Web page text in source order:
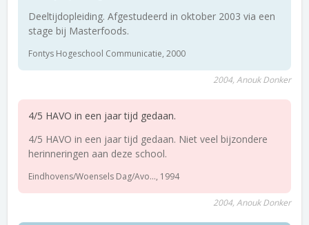
Deeltijdopleiding. Afgestudeerd in oktober 2003 via een
stage bij Masterfoods.
Fontys Hogeschool Communicatie, 2000
2004, Anouk Donker
4/5 HAVO in een jaar tijd gedaan.
4/5 HAVO in een jaar tijd gedaan. Niet veel bijzondere
herinneringen aan deze school.
Eindhovens/Woensels Dag/Avo..., 1994
2004, Anouk Donker